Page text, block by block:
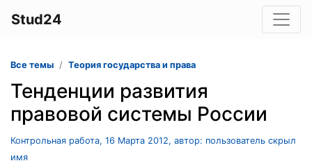
Stud24
Все темы Теория государства и права
Тенденции развития
правовой системы России
Контрольная работа, 16 Марта 2012, автор: пользователь скрыл
имя